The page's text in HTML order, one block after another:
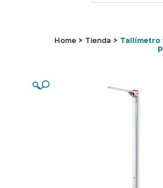
c
Home > Tienda > Tallímetro
🔍